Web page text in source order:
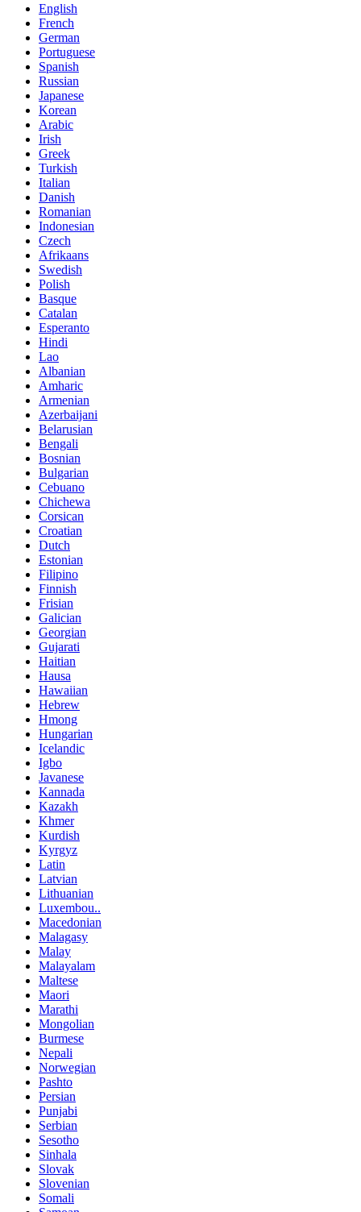
English
French
German
Portuguese
Spanish
Russian
Japanese
Korean
Arabic
Irish
Greek
Turkish
Italian
Danish
Romanian
Indonesian
Czech
Afrikaans
Swedish
Polish
Basque
Catalan
Esperanto
Hindi
Lao
Albanian
Amharic
Armenian
Azerbaijani
Belarusian
Bengali
Bosnian
Bulgarian
Cebuano
Chichewa
Corsican
Croatian
Dutch
Estonian
Filipino
Finnish
Frisian
Galician
Georgian
Gujarati
Haitian
Hausa
Hawaiian
Hebrew
Hmong
Hungarian
Icelandic
Igbo
Javanese
Kannada
Kazakh
Khmer
Kurdish
Kyrgyz
Latin
Latvian
Lithuanian
Luxembou..
Macedonian
Malagasy
Malay
Malayalam
Maltese
Maori
Marathi
Mongolian
Burmese
Nepali
Norwegian
Pashto
Persian
Punjabi
Serbian
Sesotho
Sinhala
Slovak
Slovenian
Somali